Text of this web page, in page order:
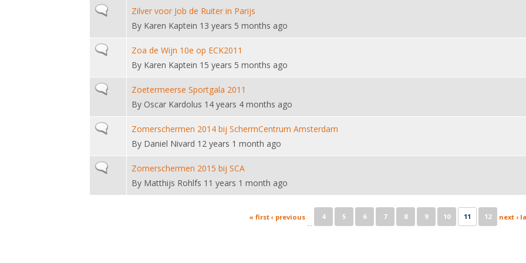
Normal topicZilver voor Job de Ruiter in Parijs
By Karen Kaptein 13 years 5 months ago
Normal topicZoa de Wijn 10e op ECK2011
By Karen Kaptein 15 years 5 months ago
Normal topicZoetermeerse Sportgala 2011
By Oscar Kardolus 14 years 4 months ago
Normal topicZomerschermen 2014 bij SchermCentrum Amsterdam
By Daniel Nivard 12 years 1 month ago
Normal topicZomerschermen 2015 bij SCA
By Matthijs Rohlfs 11 years 1 month ago
« first ‹ previous
…
4 5 6 7 8 9 10 11 12 next ›